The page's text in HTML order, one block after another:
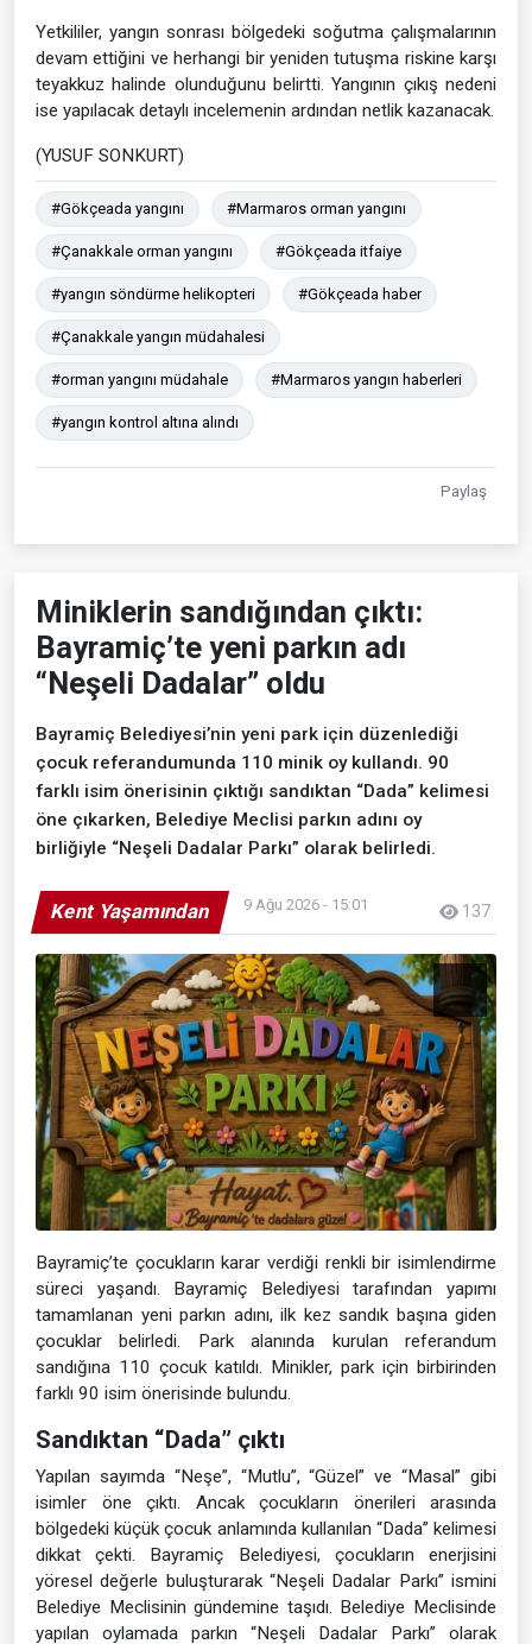
Yetkililer, yangın sonrası bölgedeki soğutma çalışmalarının
devam ettiğini ve herhangi bir yeniden tutuşma riskine karşı
teyakkuz halinde olunduğunu belirtti. Yangının çıkış nedeni
ise yapılacak detaylı incelemenin ardından netlik kazanacak.
(YUSUF SONKURT)
#Gökçeada yangını #Marmaros orman yangını
#Çanakkale orman yangını #Gökçeada itfaiye
#yangın söndürme helikopteri #Gökçeada haber
#Çanakkale yangın müdahalesi
#orman yangını müdahale #Marmaros yangın haberleri
#yangın kontrol altına alındı
Paylaş
Miniklerin sandığından çıktı:
Bayramiç’te yeni parkın adı
“Neşeli Dadalar” oldu
Bayramiç Belediyesi’nin yeni park için düzenlediği
çocuk referandumunda 110 minik oy kullandı. 90
farklı isim önerisinin çıktığı sandıktan “Dada” kelimesi
öne çıkarken, Belediye Meclisi parkın adını oy
birliğiyle “Neşeli Dadalar Parkı” olarak belirledi.
Kent Yaşamından 9 Ağu 2026 - 15:01 137
Bayramiç’te çocukların karar verdiği renkli bir isimlendirme
süreci yaşandı. Bayramiç Belediyesi tarafından yapımı
tamamlanan yeni parkın adını, ilk kez sandık başına giden
çocuklar belirledi. Park alanında kurulan referandum
sandığına 110 çocuk katıldı. Minikler, park için birbirinden
farklı 90 isim önerisinde bulundu.
Sandıktan “Dada” çıktı
Yapılan sayımda “Neşe”, “Mutlu”, “Güzel” ve “Masal” gibi
isimler öne çıktı. Ancak çocukların önerileri arasında
bölgedeki küçük çocuk anlamında kullanılan “Dada” kelimesi
dikkat çekti. Bayramiç Belediyesi, çocukların enerjisini
yöresel değerle buluşturarak “Neşeli Dadalar Parkı” ismini
Belediye Meclisinin gündemine taşıdı. Belediye Meclisinde
yapılan oylamada parkın “Neşeli Dadalar Parkı” olarak